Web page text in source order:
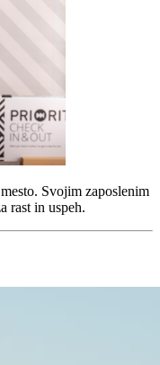
Svojim zaposlenim
rast in uspeh.